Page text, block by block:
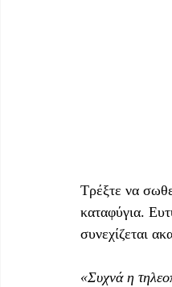
Τρέξτε να
καταφύγια.
συνεχίζεται
«Συχνά η